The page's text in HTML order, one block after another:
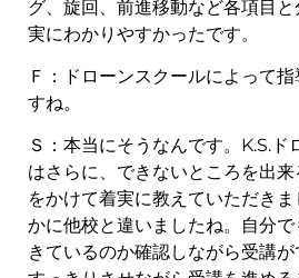
グ、旋回、前進移動など各項目と
実にわかりやすかったです。
Ｆ：ドローンスクールによって
すね。
Ｓ：本当にそうなんです。K.S.
はさらに、できないところを出
をかけて着実に教えていただき
かに他校と違いましたね。自分
きているのか確認しながら受講